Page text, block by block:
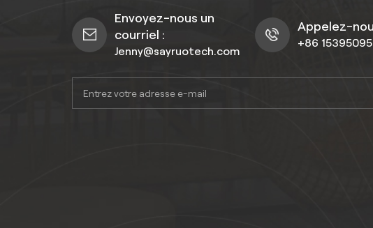
Envoyez-nous un
courriel :
Jenny@sayruotech.com
Appelez-
+86